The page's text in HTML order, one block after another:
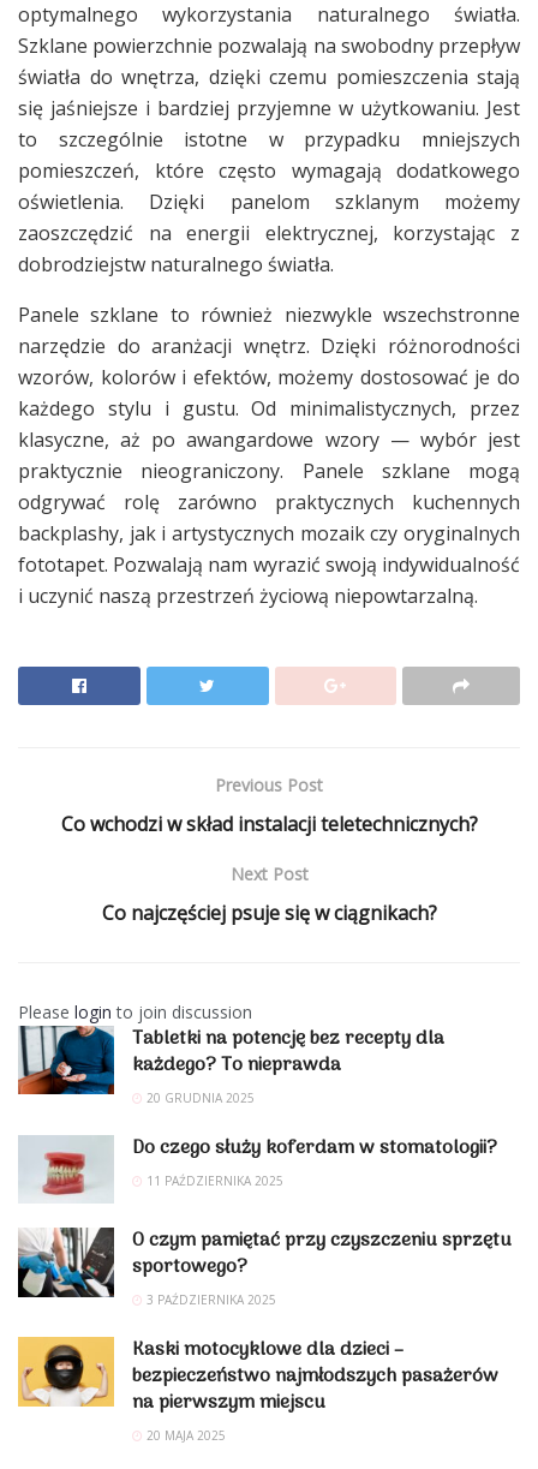
optymalnego wykorzystania naturalnego światła.
Szklane powierzchnie pozwalają na swobodny przepływ
światła do wnętrza, dzięki czemu pomieszczenia stają
się jaśniejsze i bardziej przyjemne w użytkowaniu. Jest
to szczególnie istotne w przypadku mniejszych
pomieszczeń, które często wymagają dodatkowego
oświetlenia. Dzięki panelom szklanym możemy
zaoszczędzić na energii elektrycznej, korzystając z
dobrodziejstw naturalnego światła.
Panele szklane to również niezwykle wszechstronne
narzędzie do aranżacji wnętrz. Dzięki różnorodności
wzorów, kolorów i efektów, możemy dostosować je do
każdego stylu i gustu. Od minimalistycznych, przez
klasyczne, aż po awangardowe wzory — wybór jest
praktycznie nieograniczony. Panele szklane mogą
odgrywać rolę zarówno praktycznych kuchennych
backplashy, jak i artystycznych mozaik czy oryginalnych
fototapet. Pozwalają nam wyrazić swoją indywidualność
i uczynić naszą przestrzeń życiową niepowtarzalną.
Previous Post
Co wchodzi w skład instalacji teletechnicznych?
Next Post
Co najczęściej psuje się w ciągnikach?
Please login to join discussion
Tabletki na potencję bez recepty dla
każdego? To nieprawda
20 GRUDNIA 2025
Do czego służy koferdam w stomatologii?
11 PAŹDZIERNIKA 2025
O czym pamiętać przy czyszczeniu sprzętu
sportowego?
3 PAŹDZIERNIKA 2025
Kaski motocyklowe dla dzieci –
bezpieczeństwo najmłodszych pasażerów
na pierwszym miejscu
20 MAJA 2025